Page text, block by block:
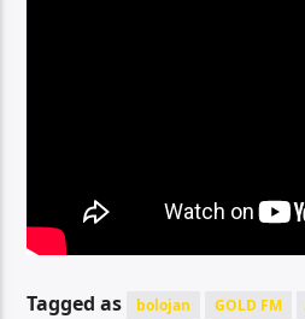
Tagged as bolojan GOLD FM